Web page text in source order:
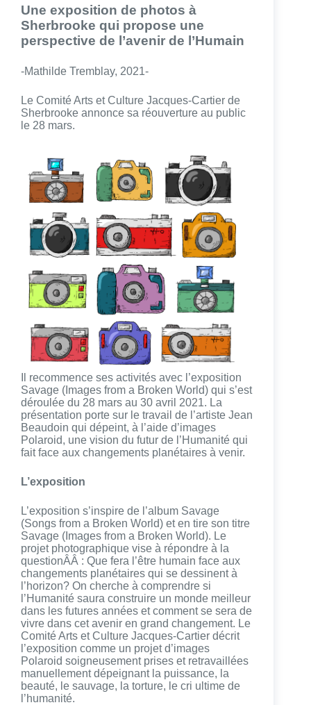
Une exposition de photos à
Sherbrooke qui propose une
perspective de l’avenir de l’Humain
-Mathilde Tremblay, 2021-
Le Comité Arts et Culture Jacques-Cartier de
Sherbrooke annonce sa réouverture au public
le 28 mars.
Il recommence ses activités avec l’exposition
Savage (Images from a Broken World) qui s’est
déroulée du 28 mars au 30 avril 2021. La
présentation porte sur le travail de l’artiste Jean
Beaudoin qui dépeint, à l’aide d’images
Polaroid, une vision du futur de l’Humanité qui
fait face aux changements planétaires à venir.
L’exposition
L’exposition s’inspire de l’album Savage
(Songs from a Broken World) et en tire son titre
Savage (Images from a Broken World). Le
projet photographique vise à répondre à la
questionÂÂ : Que fera l’être humain face aux
changements planétaires qui se dessinent à
l’horizon? On cherche à comprendre si
l’Humanité saura construire un monde meilleur
dans les futures années et comment se sera de
vivre dans cet avenir en grand changement. Le
Comité Arts et Culture Jacques-Cartier décrit
l’exposition comme un projet d’images
Polaroid soigneusement prises et retravaillées
manuellement dépeignant la puissance, la
beauté, le sauvage, la torture, le cri ultime de
l’humanité.